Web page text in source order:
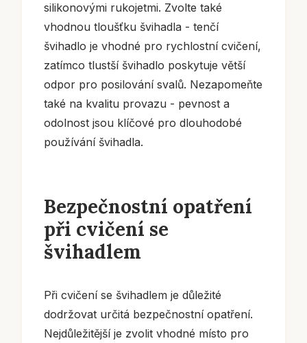
silikonovými rukojetmi. Zvolte také
vhodnou tloušťku švihadla - tenčí
švihadlo je vhodné pro rychlostní cvičení,
zatímco tlustší švihadlo poskytuje větší
odpor pro posilování svalů. Nezapomeňte
také na kvalitu provazu - pevnost a
odolnost jsou klíčové pro dlouhodobé
používání švihadla.
Bezpečnostní opatření
při cvičení se
švihadlem
Při cvičení se švihadlem je důležité
dodržovat určitá bezpečnostní opatření.
Nejdůležitější je zvolit vhodné místo pro